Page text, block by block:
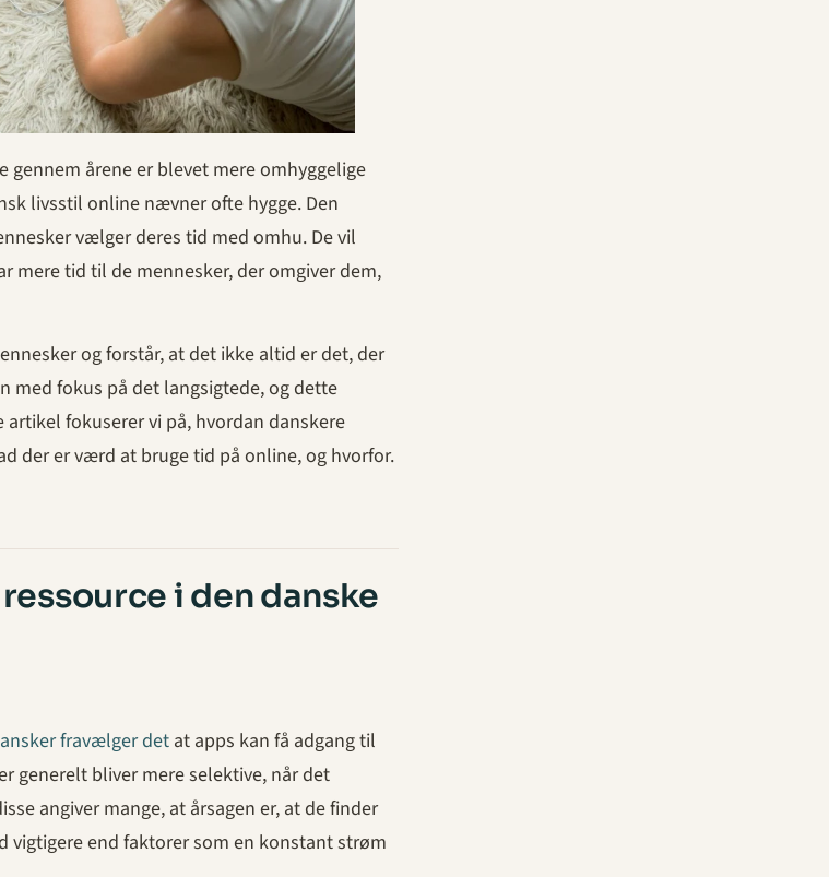
gennem årene er blevet mere omhyggelige
livsstil online nævner ofte hygge. Den
vælger deres tid med omhu. De vil
mere tid til de mennesker, der omgiver dem,
og forstår, at det ikke altid er det, der
med fokus på det langsigtede, og dette
fokuserer vi på, hvordan danskere
der er værd at bruge tid på online, og hvorfor.
i den danske
fravælger det at apps kan få adgang til
generelt bliver mere selektive, når det
angiver mange, at årsagen er, at de finder
vigtigere end faktorer som en konstant strøm